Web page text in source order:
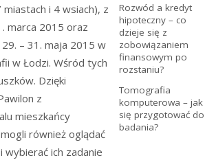
miastach i 4 wsiach), z
marca 2015 oraz
29. – 31. maja 2015 w
w Łodzi. Wśród tych
Dzięki
z
mieszkańcy
również oglądać
wybierać ich zadanie
Rozwód a kredyt
hipoteczny – co
dzieje się z
zobowiązaniem
finansowym po
rozstaniu?
Tomografia
komputerowa – jak
się przygotować do
badania?